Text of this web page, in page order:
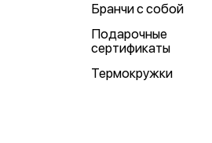
Бранчи с собой
Подарочные
сертификаты
Термокружки